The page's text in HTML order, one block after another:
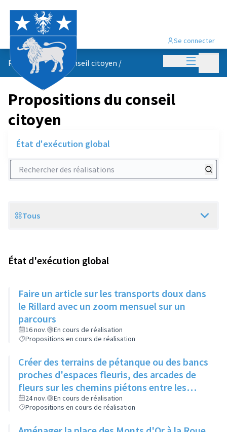
Menu
Se connecter
Propositions du conseil citoyen /
Propositions du conseil
citoyen
État d'exécution global
Rechercher des réalisations
Scope
Tous
État d'exécution global
Faire un article sur les transports doux dans
le Rillard avec un zoom mensuel sur un
parcours
16 nov.
En cours de réalisation
Propositions en cours de réalisation
Créer des terrains de pétanque ou des bancs
proches d'espaces fleuris, des arcades de
fleurs sur les chemins piétons entre les
immeubles
24 nov.
En cours de réalisation
Propositions en cours de réalisation